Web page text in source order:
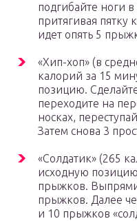
подгибайте ноги
притягивая пятку
идет опять 5
«Хип-хоп» (в
калорий за 15
позицию.
переходите на
носках,
Затем снова 3
«Солдатик» (265
исходную
прыжков.
прыжков. Далее
и 10 прыжков